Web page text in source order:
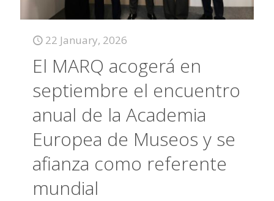
22 January, 2026
El MARQ acogerá en
septiembre el encuentro
anual de la Academia
Europea de Museos y se
afianza como referente
mundial